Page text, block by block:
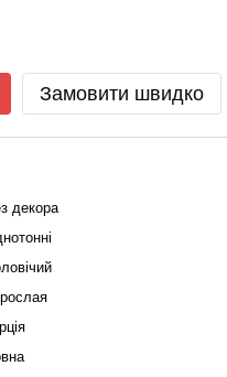
Замовити швидко
декора